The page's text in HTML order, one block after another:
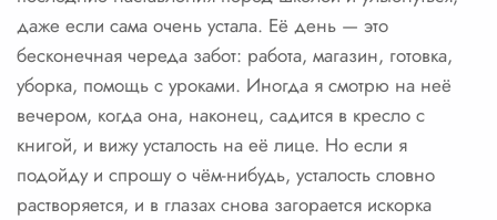
даже если сама очень устала. Её день — это
бесконечная череда забот: работа, магазин, готовка,
уборка, помощь с уроками. Иногда я смотрю на неё
вечером, когда она, наконец, садится в кресло с
книгой, и вижу усталость на её лице. Но если я
подойду и спрошу о чём-нибудь, усталость словно
растворяется, и в глазах снова загорается искорка